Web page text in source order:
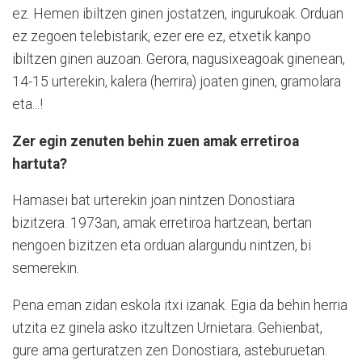
ez. Hemen ibiltzen ginen jostatzen, ingurukoak. Orduan
ez zegoen telebistarik, ezer ere ez, etxetik kanpo
ibiltzen ginen auzoan. Gerora, nagusixeagoak ginenean,
14-15 urterekin, kalera (herrira) joaten ginen, gramolara
eta...!
Zer egin zenuten behin zuen amak erretiroa
hartuta?
Hamasei bat urterekin joan nintzen Donostiara
bizitzera. 1973an, amak erretiroa hartzean, bertan
nengoen bizitzen eta orduan alargundu nintzen, bi
semerekin.
Pena eman zidan eskola itxi izanak. Egia da behin herria
utzita ez ginela asko itzultzen Urnietara. Gehienbat,
gure ama gerturatzen zen Donostiara, asteburuetan.